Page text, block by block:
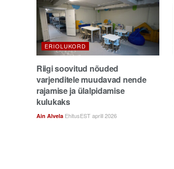
ERIOLUKORD
Riigi soovitud nõuded
varjenditele muudavad nende
rajamise ja ülalpidamise
kulukaks
Ain Alvela EhitusEST aprill 2026